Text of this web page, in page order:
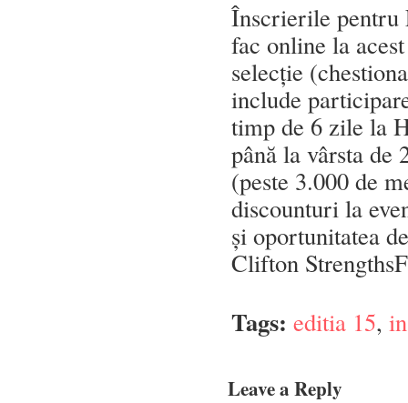
Înscrierile pentru
fac online la
selecție
include
timp de 6 zile la
până la vârsta
(peste 3.000 de
discounturi la
și oportunitatea
Clifton
Tags: editia 15,
Leave a Reply